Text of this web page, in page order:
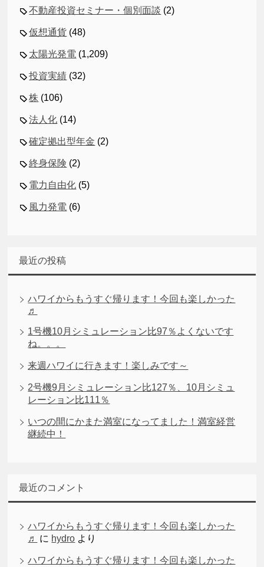
不動産投資セミナー・個別面談 (2)
仮想通貨 (48)
太陽光発電 (1,209)
投資実績 (32)
株 (106)
法人化 (14)
確定拠出型年金 (2)
終身保険 (2)
電力自由化 (5)
風力発電 (6)
最近の投稿
ハワイからもうすぐ帰ります！今回も楽しかった
♬
1号機10月シミュレーション比97％よくないです
ね。。。
来週ハワイに行きます！楽しみです～
2号機9月シミュレーション比127％、10月シミュ
レーション比111％
いつの間にかまた満室になってました！満室経営
継続中！
最近のコメント
ハワイからもうすぐ帰ります！今回も楽しかった
♬
に hydro より
ハワイからもうすぐ帰ります！今回も楽しかった